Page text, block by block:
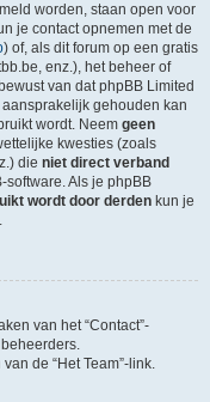
worden, staan open voor
je contact opnemen met de
) of, als dit forum op een gratis
enz.), het beheer of
van dat phpBB Limited
gehouden kan
wordt. Neem geen
kwesties (zoals
die niet direct verband
software. Als je phpBB
wordt door derden kun je
van het “Contact”-
de “Het Team”-link.